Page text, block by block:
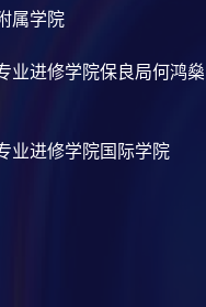
属学院
业进修学院保良局何鸿燊
业进修学院国际学院